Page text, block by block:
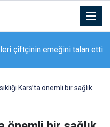
çiftçinin emeğini talan etti
Kars’ta önemli bir sağlık